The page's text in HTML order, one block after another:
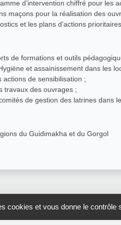
cookies et vous donne le
d’intervention chiffré pour les
maçons pour la réalisation des
et les plans d’actions
de formations et outils
et assainissement dans les
actions de sensibilisation ;
travaux des ouvrages ;
de gestion des latrines dans
du Guidimakha et du Gorgol